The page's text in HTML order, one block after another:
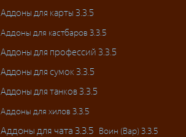
Аддоны для карты 3.3.5
Аддоны для кастбаров 3.3.5
Аддоны для профессий 3.3.5
Аддоны для сумок 3.3.5
Аддоны для танков 3.3.5
Аддоны для хилов 3.3.5
Аддоны для чата 3.3.5 Воин (Вар) 3.3.5